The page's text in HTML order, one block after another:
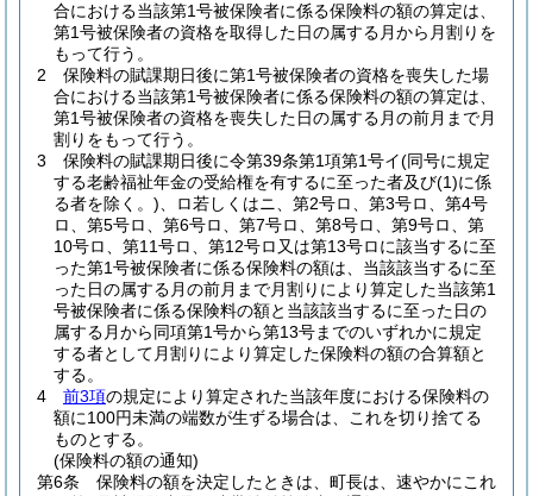
合における当該第1号被保険者に係る保険料の額の算定は、
第1号被保険者の資格を取得した日の属する月から月割りを
もって行う。
2
保険料の賦課期日後に第1号被保険者の資格を喪失した場
合における当該第1号被保険者に係る保険料の額の算定は、
第1号被保険者の資格を喪失した日の属する月の前月まで月
割りをもって行う。
3
保険料の賦課期日後に令第39条第1項第1号イ(同号に規定
する老齢福祉年金の受給権を有するに至った者及び(1)に係
る者を除く。) 、ロ若しくはニ、第2号ロ、第3号ロ、第4号
ロ、第5号ロ、第6号ロ、第7号ロ、第8号ロ、第9号ロ、第
10号ロ、第11号ロ、第12号ロ又は第13号ロに該当するに至
った第1号被保険者に係る保険料の額は、当該該当するに至
った日の属する月の前月まで月割りにより算定した当該第1
号被保険者に係る保険料の額と当該該当するに至った日の
属する月から同項第1号から第13号までのいずれかに規定
する者として月割りにより算定した保険料の額の合算額と
する。
4
前3項の規定により算定された当該年度における保険料の
額に100円未満の端数が生ずる場合は、これを切り捨てる
ものとする。
(保険料の額の通知)
第6条
保険料の額を決定したときは、町長は、速やかにこれ